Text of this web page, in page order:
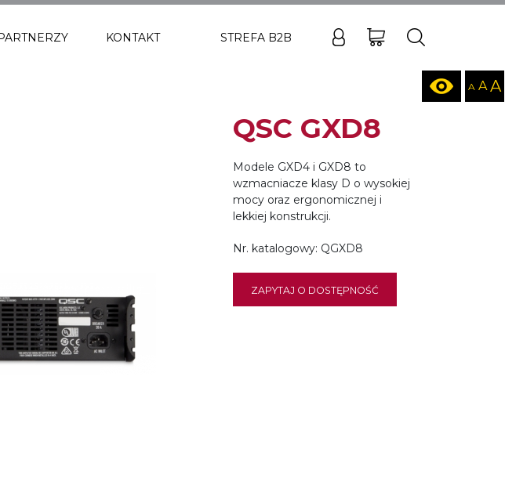
KONTAKT STREFA B2B
Wersja
A A A
Moje kontoKoszykSzukaj
QSC GXD8
Modele GXD4 i GXD8 to
wzmacniacze klasy D o wysokiej
mocy oraz ergonomicznej i
lekkiej konstrukcji.
Nr. katalogowy: QGXD8
ZAPYTAJ O DOSTĘPNOŚĆ